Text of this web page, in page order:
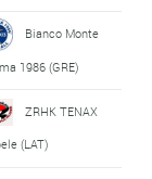
Bianco Monte
1986 (GRE)
ZRHK TENAX
(LAT)